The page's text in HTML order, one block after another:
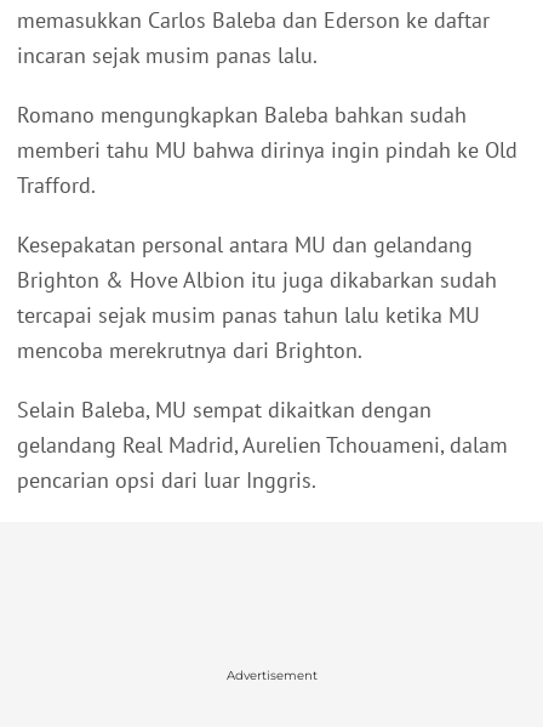
memasukkan Carlos Baleba dan Ederson ke daftar
incaran sejak musim panas lalu.
Romano mengungkapkan Baleba bahkan sudah
memberi tahu MU bahwa dirinya ingin pindah ke Old
Trafford.
Kesepakatan personal antara MU dan gelandang
Brighton & Hove Albion itu juga dikabarkan sudah
tercapai sejak musim panas tahun lalu ketika MU
mencoba merekrutnya dari Brighton.
Selain Baleba, MU sempat dikaitkan dengan
gelandang Real Madrid, Aurelien Tchouameni, dalam
pencarian opsi dari luar Inggris.
Advertisement